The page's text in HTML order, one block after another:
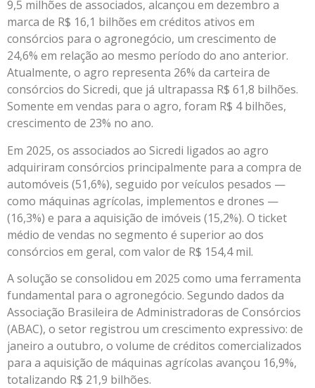
9,5 milhões de associados, alcançou em dezembro a
marca de R$ 16,1 bilhões em créditos ativos em
consórcios para o agronegócio, um crescimento de
24,6% em relação ao mesmo período do ano anterior.
Atualmente, o agro representa 26% da carteira de
consórcios do Sicredi, que já ultrapassa R$ 61,8 bilhões.
Somente em vendas para o agro, foram R$ 4 bilhões,
crescimento de 23% no ano.
Em 2025, os associados ao Sicredi ligados ao agro
adquiriram consórcios principalmente para a compra de
automóveis (51,6%), seguido por veículos pesados —
como máquinas agrícolas, implementos e drones —
(16,3%) e para a aquisição de imóveis (15,2%). O ticket
médio de vendas no segmento é superior ao dos
consórcios em geral, com valor de R$ 154,4 mil.
A solução se consolidou em 2025 como uma ferramenta
fundamental para o agronegócio. Segundo dados da
Associação Brasileira de Administradoras de Consórcios
(ABAC), o setor registrou um crescimento expressivo: de
janeiro a outubro, o volume de créditos comercializados
para a aquisição de máquinas agrícolas avançou 16,9%,
totalizando R$ 21,9 bilhões.